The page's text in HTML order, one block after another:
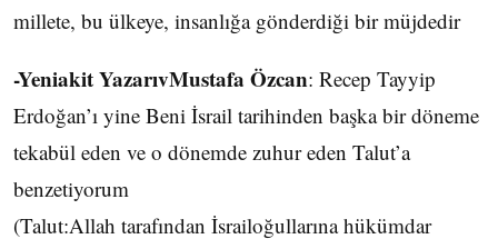
millete, bu ülkeye, insanlığa gönderdiği bir müjdedir
-Yeniakit YazarıvMustafa Özcan: Recep Tayyip
Erdoğan’ı yine Beni İsrail tarihinden başka bir döneme
tekabül eden ve o dönemde zuhur eden Talut’a
benzetiyorum
(Talut:Allah tarafından İsrailoğullarına hükümdar